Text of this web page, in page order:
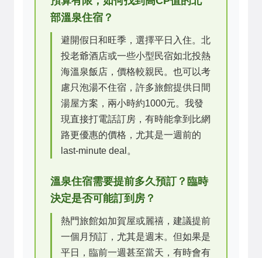
部溫泉住宿？
避開假日和旺季，選擇平日入住。北
投老爺酒店或一些小型民宿如北投熱
海溫泉飯店，價格較親民。也可以考
慮只泡湯不住宿，許多旅館提供日間
湯屋方案，兩小時約1000元。我發
現直接打電話訂房，有時能拿到比網
路更優惠的價格，尤其是一週前的
last-minute deal。
溫泉住宿需要提前多久預訂？臨時
決定是否可能訂到房？
熱門旅館如加賀屋或麗禧，建議提前
一個月預訂，尤其是週末。但如果是
平日，臨前一週甚至當天，有時會有